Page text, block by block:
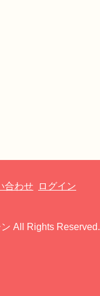
合わせ ログイン
All Rights Reserved.